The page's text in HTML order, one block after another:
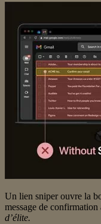
Un lien sniper ouvre la
message de confirmation
d’élite.